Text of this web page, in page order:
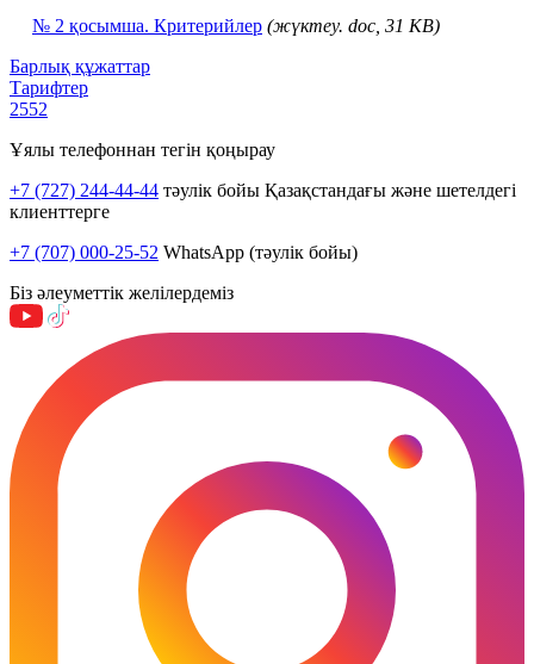
№ 2 қосымша. Критерийлер (жүктеу. doc, 31 KB)
Барлық құжаттар
Тарифтер
2552
Ұялы телефоннан тегін қоңырау
+7 (727) 244-44-44 тәулік бойы Қазақстандағы және шетелдегі
клиенттерге
+7 (707) 000-25-52 WhatsApp (тәулік бойы)
Біз әлеуметтік желілердеміз